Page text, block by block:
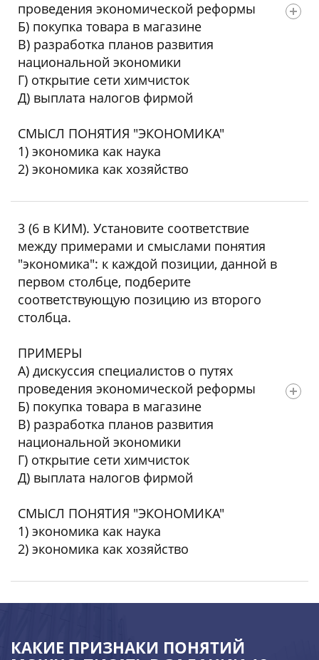
проведения экономической реформы
Б) покупка товара в магазине
В) разработка планов развития
национальной экономики
Г) открытие сети химчисток
Д) выплата налогов фирмой
СМЫСЛ ПОНЯТИЯ "ЭКОНОМИКА"
1) экономика как наука
2) экономика как хозяйство
Ответ: 12122
3 (6 в КИМ). Установите соответствие
между примерами и смыслами понятия
"экономика": к каждой позиции, данной в
первом столбце, подберите
соответствующую позицию из второго
столбца.
ПРИМЕРЫ
А) дискуссия специалистов о путях
проведения экономической реформы
Б) покупка товара в магазине
В) разработка планов развития
национальной экономики
Г) открытие сети химчисток
Д) выплата налогов фирмой
СМЫСЛ ПОНЯТИЯ "ЭКОНОМИКА"
1) экономика как наука
2) экономика как хозяйство
Ответ: 12122
КАКИЕ ПРИЗНАКИ ПОНЯТИЙ